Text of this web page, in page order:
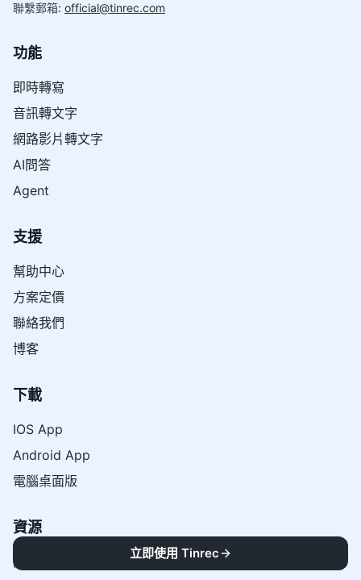
聯繫郵箱: official@tinrec.com
功能
即時轉寫
音訊轉文字
網路影片轉文字
AI問答
Agent
支援
幫助中心
方案定價
聯絡我們
博客
下載
IOS App
Android App
電腦桌面版
資源
關於我們
立即使用 Tinrec